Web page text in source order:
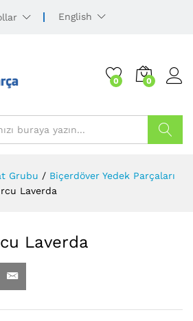
English
0 0
Grubu / Biçerdöver Yedek Parçaları
Laverda
Laverda